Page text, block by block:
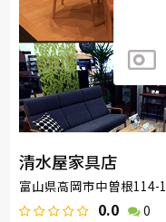
清水屋家具店
富山県高岡市中曽根114-1
0.0 0